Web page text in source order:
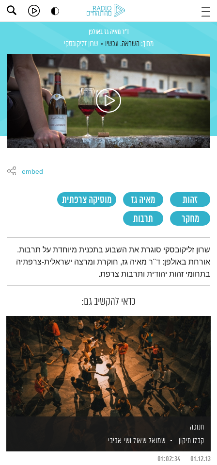
ד"ר מאיה גז באולפן
מתוך: השראה. עכשיו שרון זליקובסקי
זהות מאיה גז
מוסיקה צרפתית
מחקר
תרבות
embed
תמצית הפודקאסט
שרון זליקובסקי סוגרת את השבוע בתכנית מיוחדת על תרבות.
אורחת באולפן: ד"ר מאיה גז, חוקרת ומרצה ישראלית-צרפתיה
בתחומי זהות יהודית ותרבות צרפת.
כדאי להקשיב גם:
חנוכה
קבלו תיקון
שמואל שאול ושי אביבי
01.12.13
01:02:34